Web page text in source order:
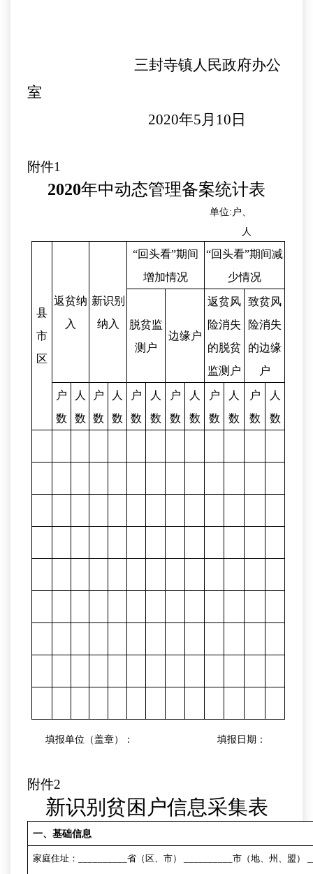
三封寺镇人民政府办公
室
2020年5月 10 日
附件1
2020年中动态管理备案统计表
单位: 户、
人
县
市
区
返贫纳
入
新识别
纳入
“回头看”期间
增加情况
“回头看”期间减
少情况
脱贫监
测户
边缘户
返贫风
险消失
的脱贫
监测户
致贫风
险消失
的边缘
户
户
数
人
数
户
数
人
数
户
数
人
数
户
数
人
数
户
数
人
数
户
数
人
数
填报单位（盖章）： 填报日期：
附件2
新识别贫困户信息采集表
一、基础信息
家庭住址： __________省（区、市） __________市（地、州、盟）